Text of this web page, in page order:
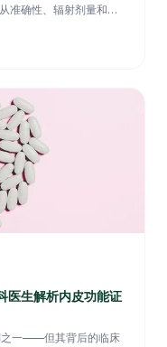
准确性、辐射剂量和诊
医生解析内皮功能证
之一——但其背后的临床